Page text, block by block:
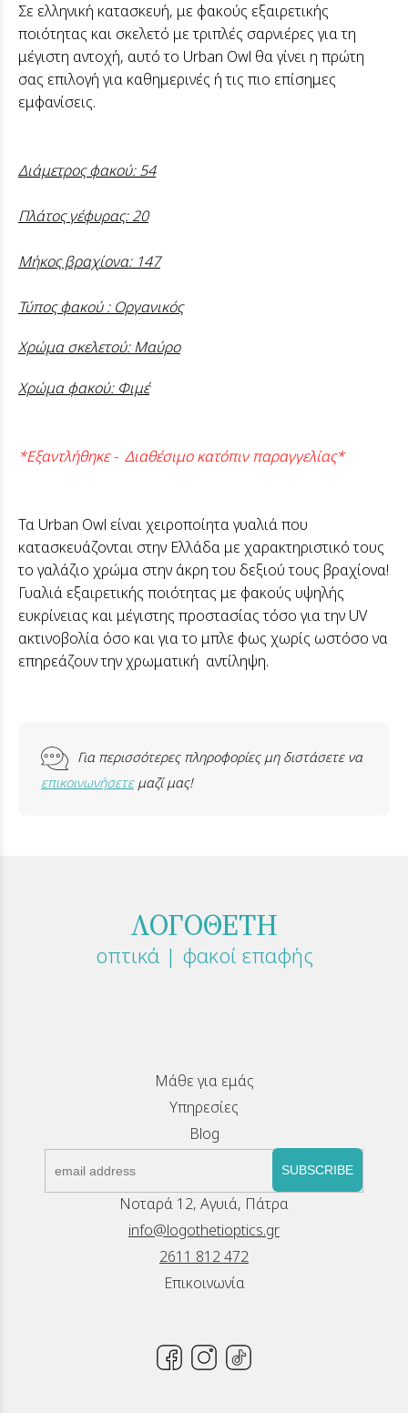
Σε ελληνική κατασκευή, με φακούς εξαιρετικής
ποιότητας και σκελετό με τριπλές σαρνιέρες για τη
μέγιστη αντοχή, αυτό το Urban Owl θα γίνει η πρώτη
σας επιλογή για καθημερινές ή τις πιο επίσημες
εμφανίσεις.
Διάμετρος φακού: 54
Πλάτος γέφυρας: 20
Μήκος βραχίονα: 147
Τύπος φακού : Οργανικός
Χρώμα σκελετού: Μαύρο
Χρώμα φακού: Φιμέ
*Εξαντλήθηκε - Διαθέσιμο κατόπιν παραγγελίας*
Τα Urban Owl είναι χειροποίητα γυαλιά που
κατασκευάζονται στην Ελλάδα με χαρακτηριστικό τους
το γαλάζιο χρώμα στην άκρη του δεξιού τους βραχίονα!
Γυαλιά εξαιρετικής ποιότητας με φακούς υψηλής
ευκρίνειας και μέγιστης προστασίας τόσο για την UV
ακτινοβολία όσο και για το μπλε φως χωρίς ωστόσο να
επηρεάζουν την χρωματική αντίληψη.
Για περισσότερες πληροφορίες μη διστάσετε να
επικοινωνήσετεμαζί μας!
ΛΟΓΟΘΕΤΗ
οπτικά | φακοί επαφής
Μάθε για εμάς
Υπηρεσίες
Blog
SUBSCRIBE
Νοταρά 12, Αγυιά, Πάτρα
info@logothetioptics.gr
2611 812 472
Επικοινωνία